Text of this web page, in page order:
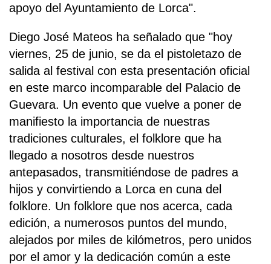
apoyo del Ayuntamiento de Lorca".
Diego José Mateos ha señalado que "hoy
viernes, 25 de junio, se da el pistoletazo de
salida al festival con esta presentación oficial
en este marco incomparable del Palacio de
Guevara. Un evento que vuelve a poner de
manifiesto la importancia de nuestras
tradiciones culturales, el folklore que ha
llegado a nosotros desde nuestros
antepasados, transmitiéndose de padres a
hijos y convirtiendo a Lorca en cuna del
folklore. Un folklore que nos acerca, cada
edición, a numerosos puntos del mundo,
alejados por miles de kilómetros, pero unidos
por el amor y la dedicación común a este